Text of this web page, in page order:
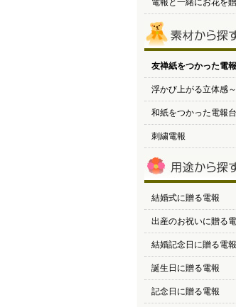
電報と一緒にお花を
友禅紙をつかった電
浮かび上がる立体感
和紙をつかった電報
刺繍電報
結婚式に贈る電報
出産のお祝いに贈る
結婚記念日に贈る電報
誕生日に贈る電報
記念日に贈る電報